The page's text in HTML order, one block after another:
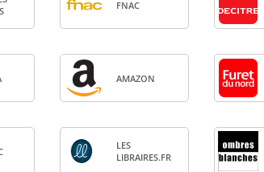
FNAC
AMA­ZON
LES
LIBRAIRES.FR